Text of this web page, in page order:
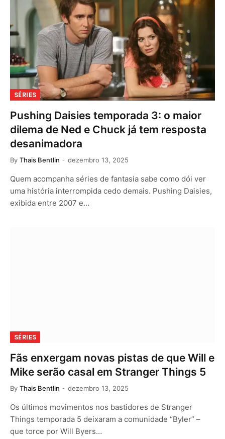
SÉRIES
Pushing Daisies temporada 3: o maior
dilema de Ned e Chuck já tem resposta
desanimadora
By Thais Bentlin dezembro 13, 2025
Quem acompanha séries de fantasia sabe como dói ver
uma história interrompida cedo demais. Pushing Daisies,
exibida entre 2007 e…
SÉRIES
Fãs enxergam novas pistas de que Will e
Mike serão casal em Stranger Things 5
By Thais Bentlin dezembro 13, 2025
Os últimos movimentos nos bastidores de Stranger
Things temporada 5 deixaram a comunidade “Byler” –
que torce por Will Byers…